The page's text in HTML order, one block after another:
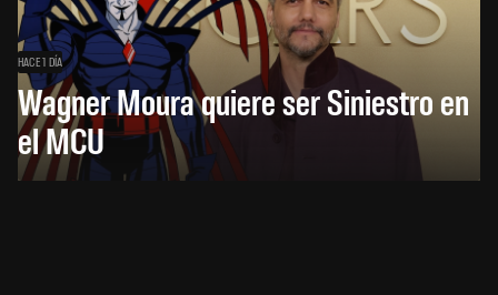
HACE 1 DÍA
Wagner Moura quiere ser Siniestro en
el MCU